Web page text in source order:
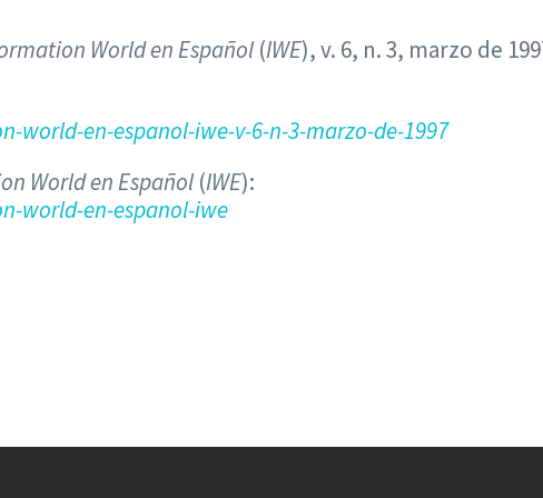
World en Español (IWE), v. 6, n. 3, marzo de
en-espanol-iwe-v-6-n-3-marzo-de-1997
World en Español (IWE):
world-en-espanol-iwe